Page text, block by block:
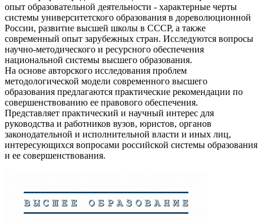
опыт образовательной деятельности - характерные черты
системы университетского образования в дореволюционной
России, развитие высшей школы в СССР, а также
современный опыт зарубежных стран. Исследуются вопросы
научно-методического и ресурсного обеспечения
национальной системы высшего образования.
На основе авторского исследования проблем
методологической модели современного высшего
образования предлагаются практические рекомендации по
совершенствованию ее правового обеспечения.
Представляет практический и научный интерес для
руководства и работников вузов, юристов, органов
законодательной и исполнительной власти и иных лиц,
интересующихся вопросами российской системы образования
и ее совершенствования.